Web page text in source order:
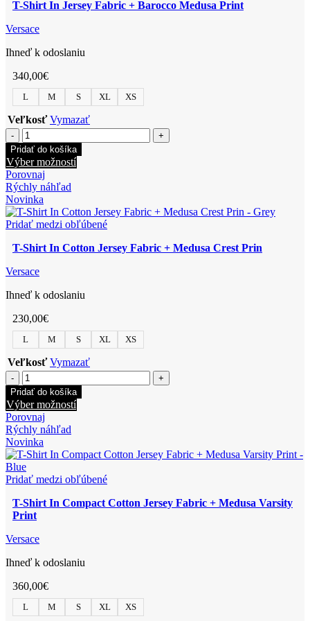
T-Shirt In Jersey Fabric + Barocco Medusa Print
Versace
Ihneď k odoslaniu
340,00€
L M S XL XS
Veľkosť Vymazať
množstvo
T-
Shirt
In
Jersey
Fabric
+
Barocco
Medusa
Print
Pridať do košíka
Výber možnostíTento
variantov.
Možnosti
môžete
produktu.
Porovnaj
Rýchly náhľad
Novinka
Pridať medzi obľúbené
T-Shirt In Cotton Jersey Fabric + Medusa Crest Prin
Versace
Ihneď k odoslaniu
230,00€
L M S XL XS
Veľkosť Vymazať
množstvo
T-
Shirt
In
Cotton
Jersey
Fabric
+
Medusa
Crest
Prin
Pridať do košíka
Výber možnostíTento
variantov.
si
vybrať
Porovnaj
Rýchly náhľad
Novinka
Pridať medzi obľúbené
T-Shirt In Compact Cotton Jersey Fabric + Medusa Varsity
Print
Versace
Ihneď k odoslaniu
360,00€
L M S XL XS